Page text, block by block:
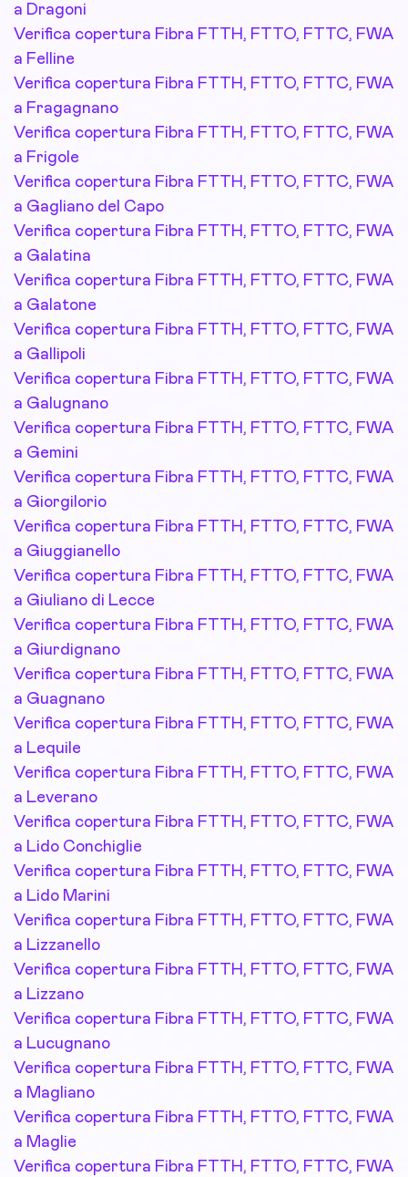
a Dragoni
Verifica copertura Fibra FTTH, FTTO, FTTC, FWA
a Felline
Verifica copertura Fibra FTTH, FTTO, FTTC, FWA
a Fragagnano
Verifica copertura Fibra FTTH, FTTO, FTTC, FWA
a Frigole
Verifica copertura Fibra FTTH, FTTO, FTTC, FWA
a Gagliano del Capo
Verifica copertura Fibra FTTH, FTTO, FTTC, FWA
a Galatina
Verifica copertura Fibra FTTH, FTTO, FTTC, FWA
a Galatone
Verifica copertura Fibra FTTH, FTTO, FTTC, FWA
a Gallipoli
Verifica copertura Fibra FTTH, FTTO, FTTC, FWA
a Galugnano
Verifica copertura Fibra FTTH, FTTO, FTTC, FWA
a Gemini
Verifica copertura Fibra FTTH, FTTO, FTTC, FWA
a Giorgilorio
Verifica copertura Fibra FTTH, FTTO, FTTC, FWA
a Giuggianello
Verifica copertura Fibra FTTH, FTTO, FTTC, FWA
a Giuliano di Lecce
Verifica copertura Fibra FTTH, FTTO, FTTC, FWA
a Giurdignano
Verifica copertura Fibra FTTH, FTTO, FTTC, FWA
a Guagnano
Verifica copertura Fibra FTTH, FTTO, FTTC, FWA
a Lequile
Verifica copertura Fibra FTTH, FTTO, FTTC, FWA
a Leverano
Verifica copertura Fibra FTTH, FTTO, FTTC, FWA
a Lido Conchiglie
Verifica copertura Fibra FTTH, FTTO, FTTC, FWA
a Lido Marini
Verifica copertura Fibra FTTH, FTTO, FTTC, FWA
a Lizzanello
Verifica copertura Fibra FTTH, FTTO, FTTC, FWA
a Lizzano
Verifica copertura Fibra FTTH, FTTO, FTTC, FWA
a Lucugnano
Verifica copertura Fibra FTTH, FTTO, FTTC, FWA
a Magliano
Verifica copertura Fibra FTTH, FTTO, FTTC, FWA
a Maglie
Verifica copertura Fibra FTTH, FTTO, FTTC, FWA